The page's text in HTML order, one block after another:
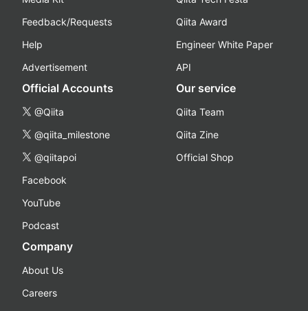
Feedback/Requests
Help
Advertisement
Qiita Award
Engineer White Paper
API
Official Accounts
@Qiita
@qiita_milestone
@qiitapoi
Facebook
YouTube
Podcast
Our service
Qiita Team
Qiita Zine
Official Shop
Company
About Us
Careers